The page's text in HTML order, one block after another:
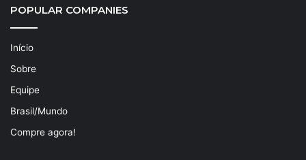
POPULAR COMPANIES
Início
Sobre
Equipe
Brasil/Mundo
Compre agora!